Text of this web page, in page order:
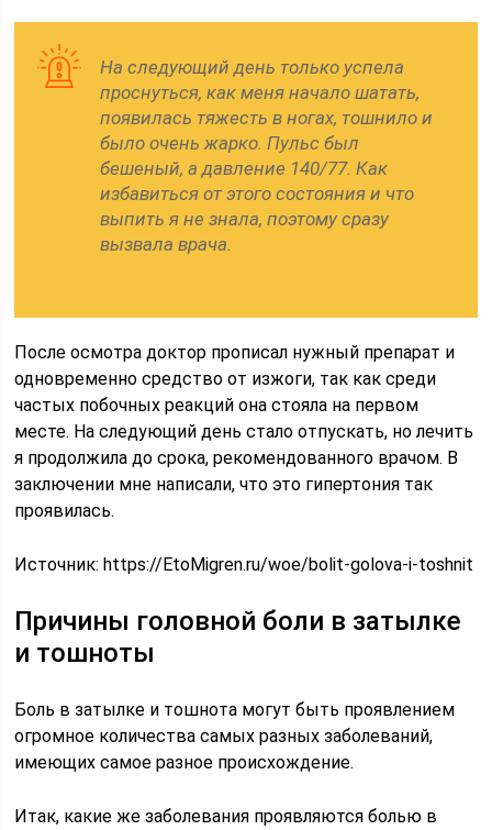
На следующий день только успела
проснуться, как меня начало шатать,
появилась тяжесть в ногах, тошнило и
было очень жарко. Пульс был
бешеный, а давление 140/77. Как
избавиться от этого состояния и что
выпить я не знала, поэтому сразу
вызвала врача.
После осмотра доктор прописал нужный препарат и
одновременно средство от изжоги, так как среди
частых побочных реакций она стояла на первом
месте. На следующий день стало отпускать, но лечить
я продолжила до срока, рекомендованного врачом. В
заключении мне написали, что это гипертония так
проявилась.
Источник:https://EtoMigren.ru/woe/bolit-golova-i-toshnit
Причины головной боли в затылке
и тошноты
Боль в затылке и тошнота могут быть проявлением
огромное количества самых разных заболеваний,
имеющих самое разное происхождение.
Итак, какие же заболевания проявляются болью в